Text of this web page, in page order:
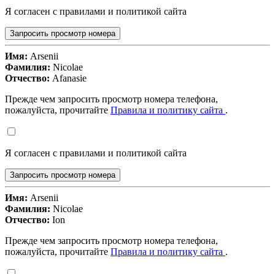
Я согласен с правилами и политикой сайта
Запросить просмотр номера
Имя: Arsenii
Фамилия: Nicolae
Отчество: Afanasie
Прежде чем запросить просмотр номера телефона,
пожалуйста, прочитайте Правила и политику сайта .
Я согласен с правилами и политикой сайта
Запросить просмотр номера
Имя: Arsenii
Фамилия: Nicolae
Отчество: Ion
Прежде чем запросить просмотр номера телефона,
пожалуйста, прочитайте Правила и политику сайта .